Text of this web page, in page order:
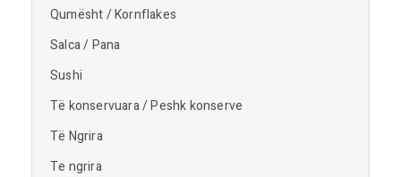
Qumësht / Kornflakes
Salca / Pana
Sushi
Të konservuara / Peshk konserve
Të Ngrira
Te ngrira